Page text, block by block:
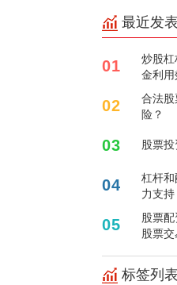
最近发表
01
炒股
金利用
02
合法
险？
03 股票
04
杠杆
力支持
05
股票
股票交
标签列表